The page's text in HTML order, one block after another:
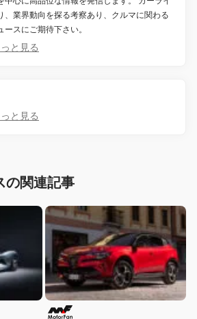
、業界動向を探る考察あり、クルマに関わる
スにご期待下さい。
と見る
と見る
の関連記事